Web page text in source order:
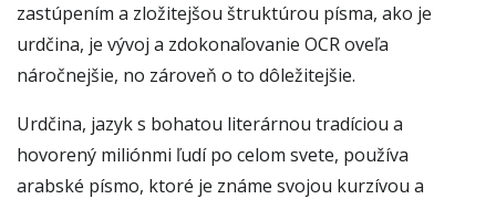
zastúpením a zložitejšou štruktúrou písma, ako je
urdčina, je vývoj a zdokonaľovanie OCR oveľa
náročnejšie, no zároveň o to dôležitejšie.
Urdčina, jazyk s bohatou literárnou tradíciou a
hovorený miliónmi ľudí po celom svete, používa
arabské písmo, ktoré je známe svojou kurzívou a